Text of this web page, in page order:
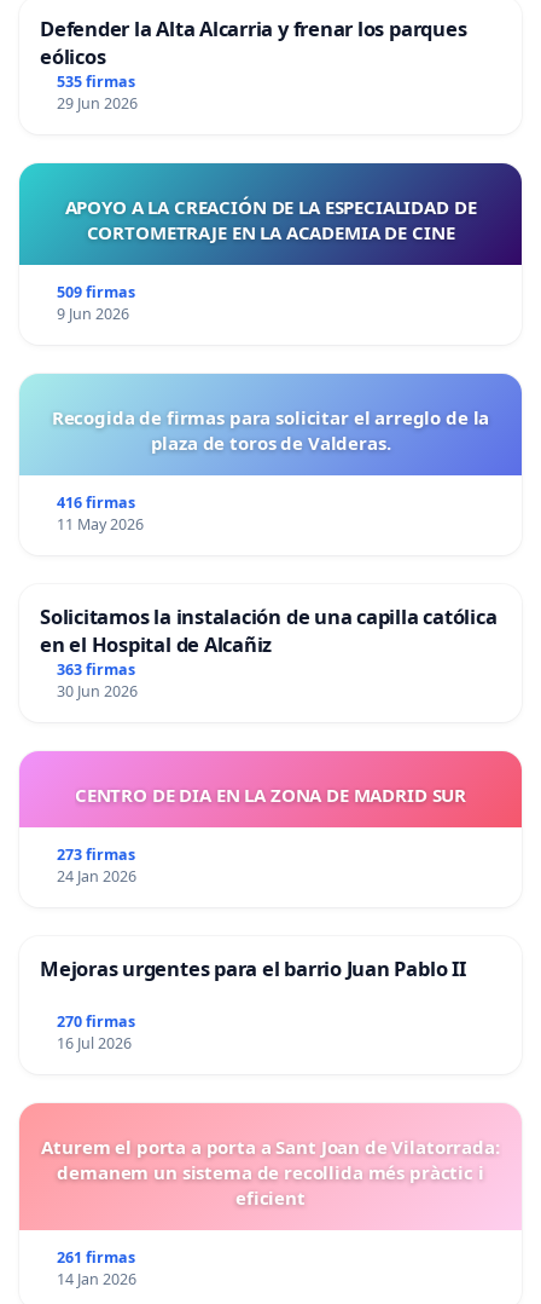
Defender la Alta Alcarria y frenar los parques
eólicos
535 firmas
29 Jun 2026
APOYO A LA CREACIÓN DE LA ESPECIALIDAD DE
CORTOMETRAJE EN LA ACADEMIA DE CINE
509 firmas
9 Jun 2026
Recogida de firmas para solicitar el arreglo de la
plaza de toros de Valderas.
416 firmas
11 May 2026
Solicitamos la instalación de una capilla católica
en el Hospital de Alcañiz
363 firmas
30 Jun 2026
CENTRO DE DIA EN LA ZONA DE MADRID SUR
273 firmas
24 Jan 2026
Mejoras urgentes para el barrio Juan Pablo II
270 firmas
16 Jul 2026
Aturem el porta a porta a Sant Joan de Vilatorrada:
demanem un sistema de recollida més pràctic i
eficient
261 firmas
14 Jan 2026